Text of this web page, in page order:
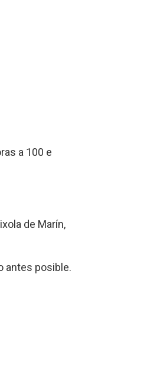
a 100 e
de Marín,
antes posible.